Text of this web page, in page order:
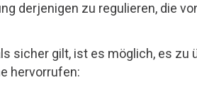
derjenigen zu regulieren, die
sicher gilt, ist es möglich, es zu
hervorrufen: